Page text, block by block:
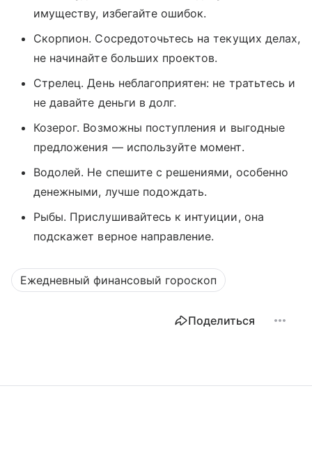
имуществу, избегайте ошибок.
Скорпион. Сосредоточьтесь на текущих делах,
не начинайте больших проектов.
Стрелец. День неблагоприятен: не тратьтесь и
не давайте деньги в долг.
Козерог. Возможны поступления и выгодные
предложения — используйте момент.
Водолей. Не спешите с решениями, особенно
денежными, лучше подождать.
Рыбы. Прислушивайтесь к интуиции, она
подскажет верное направление.
Ежедневный финансовый гороскоп
Поделиться